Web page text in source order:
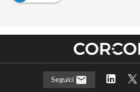
Seguici